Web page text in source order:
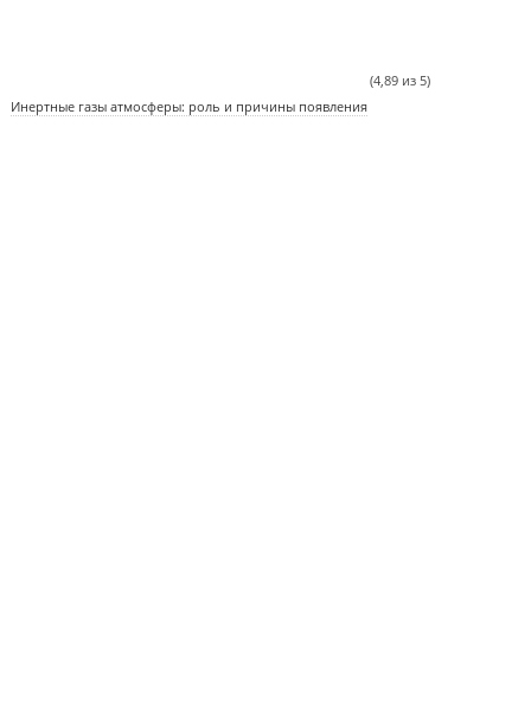
(4,89 из 5)
Инертные газы атмосферы: роль и причины появления